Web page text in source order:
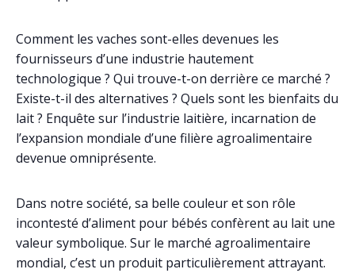
Comment les vaches sont-elles devenues les
fournisseurs d’une industrie hautement
technologique ? Qui trouve-t-on derrière ce marché ?
Existe-t-il des alternatives ? Quels sont les bienfaits du
lait ? Enquête sur l’industrie laitière, incarnation de
l’expansion mondiale d’une filière agroalimentaire
devenue omniprésente.
Dans notre société, sa belle couleur et son rôle
incontesté d’aliment pour bébés confèrent au lait une
valeur symbolique. Sur le marché agroalimentaire
mondial, c’est un produit particulièrement attrayant.